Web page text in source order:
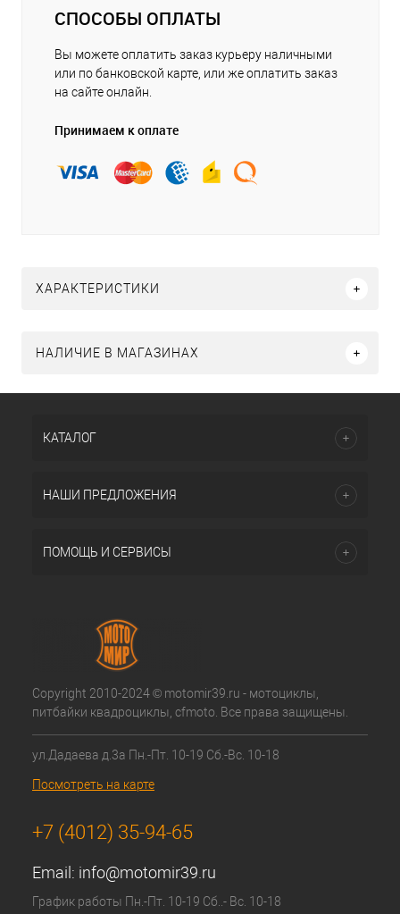
СПОСОБЫ ОПЛАТЫ
Вы можете оплатить заказ курьеру наличными
или по банковской карте, или же оплатить заказ
на сайте онлайн.
Принимаем к оплате
ХАРАКТЕРИСТИКИ
НАЛИЧИЕ В МАГАЗИНАХ
КАТАЛОГ
НАШИ ПРЕДЛОЖЕНИЯ
ПОМОЩЬ И СЕРВИСЫ
Copyright 2010-2024 © motomir39.ru - мотоциклы,
питбайки квадроциклы, cfmoto. Все права защищены.
ул.Дадаева д.3а Пн.-Пт. 10-19 Сб.-Вс. 10-18
Посмотреть на карте
+7 (4012) 35-94-65
Email: info@motomir39.ru
График работы Пн.-Пт. 10-19 Сб..- Вс. 10-18